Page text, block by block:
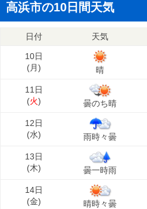
高浜市の10日間天気
日付 天気
10日
(月) 晴
11日
(火) 曇のち晴
12日
(水) 雨時々曇
13日
(木) 曇一時雨
14日
(金) 晴時々曇